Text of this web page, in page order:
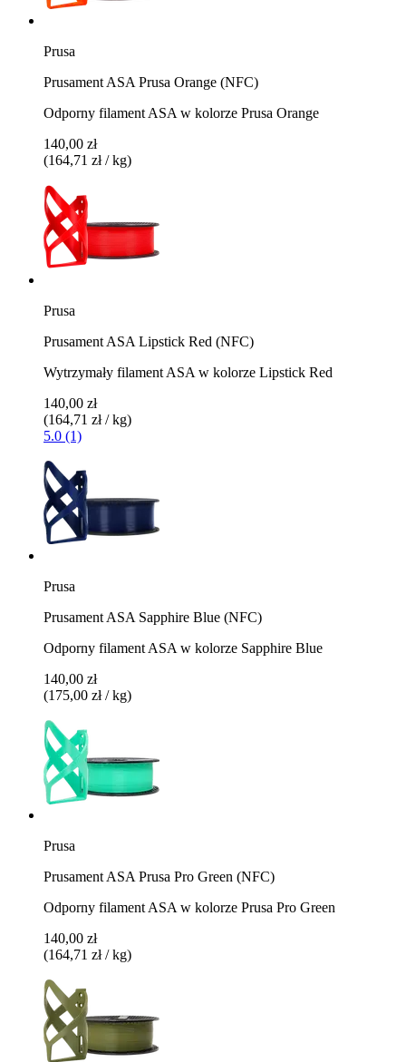
Prusa
Prusament ASA Prusa Orange (NFC)
Odporny filament ASA w kolorze Prusa Orange
140,00 zł
(164,71 zł / kg)
Prusa
Prusament ASA Lipstick Red (NFC)
Wytrzymały filament ASA w kolorze Lipstick Red
140,00 zł
(164,71 zł / kg)
5.0 (1)
Prusa
Prusament ASA Sapphire Blue (NFC)
Odporny filament ASA w kolorze Sapphire Blue
140,00 zł
(175,00 zł / kg)
Prusa
Prusament ASA Prusa Pro Green (NFC)
Odporny filament ASA w kolorze Prusa Pro Green
140,00 zł
(164,71 zł / kg)